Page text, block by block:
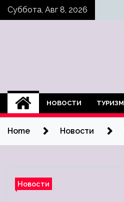
SkipСуббота, Авг 8, 2026
НОВОСТИ ТУРИЗМ
Home Новости
Новости